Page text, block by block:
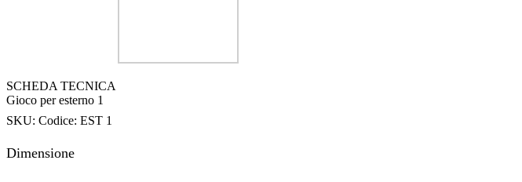
SCHEDA TECNICA
Gioco per esterno 1
SKU: Codice: EST 1
Dimensione